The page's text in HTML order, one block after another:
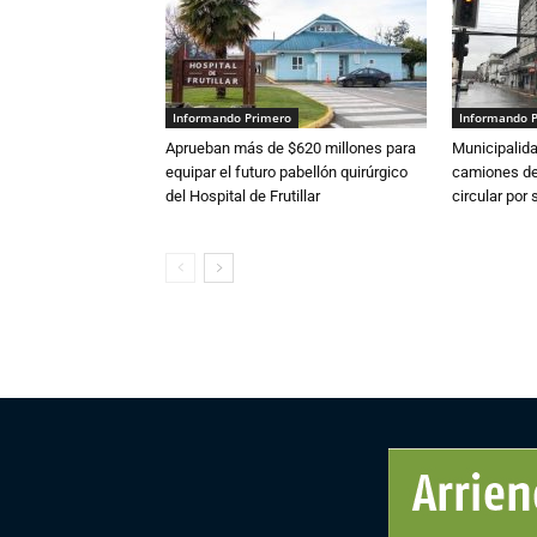
Informando Primero
Aprueban más de $620 millones para
equipar el futuro pabellón quirúrgico
del Hospital de Frutillar
Informando
camiones
circular por